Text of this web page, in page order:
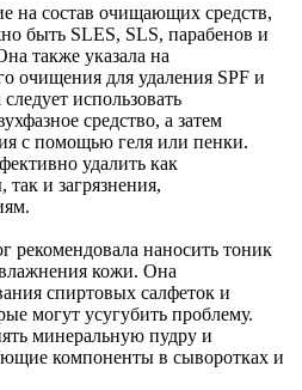
на состав очищающих средств,
быть SLES, SLS, парабенов и
также указала на
очищения для удаления SPF и
использовать
средство, а затем
с помощью геля или пенки.
удалить как
и загрязнения,
рекомендовала наносить тоник
кожи. Она
спиртовых салфеток и
могут усугубить проблему.
минеральную пудру и
компоненты в сыворотках и